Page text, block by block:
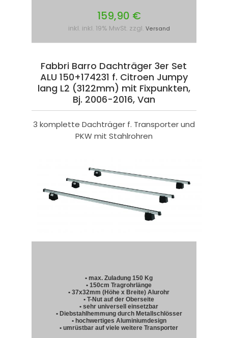
159,90 €
inkl. inkl. 19% MwSt. zzgl. Versand
Fabbri Barro Dachträger 3er Set
ALU 150+174231 f. Citroen Jumpy
lang L2 (3122mm) mit Fixpunkten,
Bj. 2006-2016, Van
3 komplette Dachträger f. Transporter und
PKW mit Stahlrohren
• max. Zuladung 150 Kg
• 150cm Tragrohrlänge
• 37x32mm (Höhe x Breite) Alurohr
• T-Nut auf der Oberseite
• sehr universell einsetzbar
• Diebstahlhemmung durch Metallschlösser
• hochwertiges Aluminiumdesign
• umrüstbar auf viele weitere Transporter